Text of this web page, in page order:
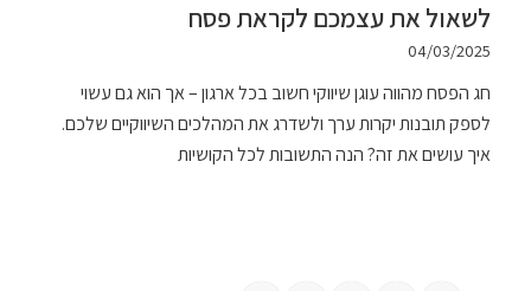
לשאול את עצמכם לקראת פסח
04/03/2025
חג הפסח מהווה עוגן שיווקי חשוב בכל ארגון – אך הוא גם עשוי
לספק תובנות יקרות ערך ולשדרג את המהלכים השיווקיים שלכם.
איך עושים את זה? הנה התשובות לכל הקושיות